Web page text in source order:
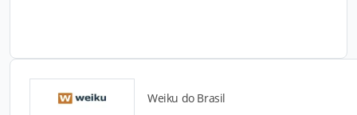
Weiku do Brasil
Catálogos para Download